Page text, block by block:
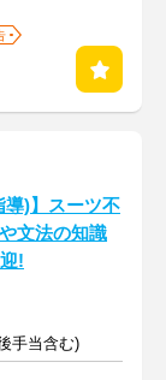
導)】スーツ不
文法の知識
!
手当含む)